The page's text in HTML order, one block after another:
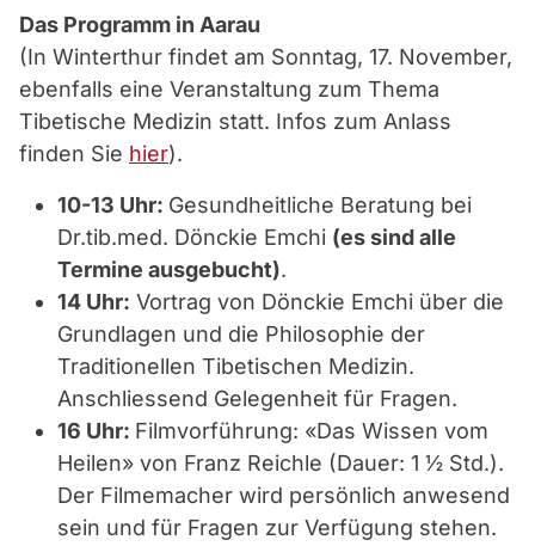
Das Programm in Aarau
(In Winterthur findet am Sonntag, 17. November,
ebenfalls eine Veranstaltung zum Thema
Tibetische Medizin statt. Infos zum Anlass
finden Sie hier).
10-13 Uhr: Gesundheitliche Beratung bei
Dr.tib.med. Dönckie Emchi (es sind alle
Termine ausgebucht).
14 Uhr: Vortrag von Dönckie Emchi über die
Grundlagen und die Philosophie der
Traditionellen Tibetischen Medizin.
Anschliessend Gelegenheit für Fragen.
16 Uhr: Filmvorführung: «Das Wissen vom
Heilen» von Franz Reichle (Dauer: 1 ½ Std.).
Der Filmemacher wird persönlich anwesend
sein und für Fragen zur Verfügung stehen.